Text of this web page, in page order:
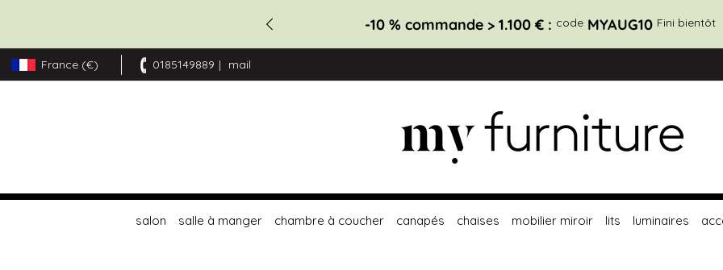
-10 % commande > 1.100 € : code MYAUG10 Fini bientôt
France (€) 0185149889 mail
Allez
salon salle à manger chambre à coucher canapés chaises mobilier miroir lits luminaires